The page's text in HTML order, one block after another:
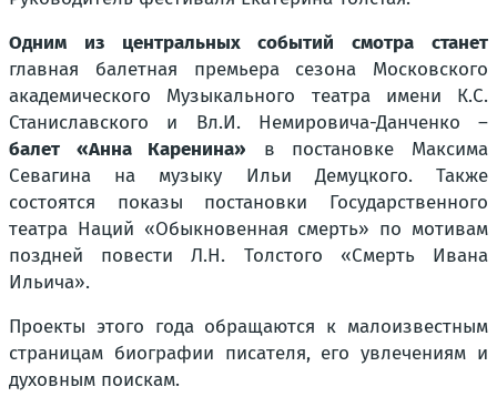
Одним из центральных событий смотра станет
главная балетная премьера сезона Московского
академического Музыкального театра имени К.С.
Станиславского и Вл.И. Немировича-Данченко –
балет «Анна Каренина» в постановке Максима
Севагина на музыку Ильи Демуцкого. Также
состоятся показы постановки Государственного
театра Наций «Обыкновенная смерть» по мотивам
поздней повести Л.Н. Толстого «Смерть Ивана
Ильича».
Проекты этого года обращаются к малоизвестным
страницам биографии писателя, его увлечениям и
духовным поискам.